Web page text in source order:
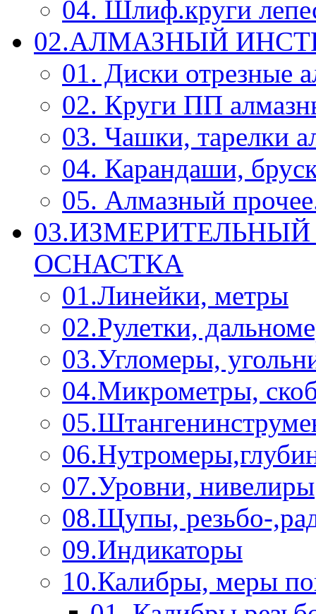
04. Шлиф.круги
02.АЛМАЗНЫЙ
01. Диски отрезные
02. Круги ПП
03. Чашки, тарелки
04. Карандаши,
05. Алмазный
ОСНАСТКА
01.Линейки, метры
02.Рулетки,
03.Угломеры,
04.Микрометры,
07.Уровни, нивелиры
08.Щупы, резьбо-
09.Индикаторы
10.Калибры, меры